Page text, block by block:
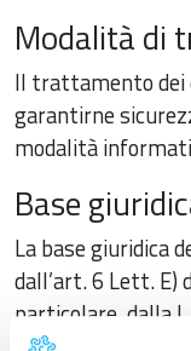
Modalità di
Il trattamento dei
garantirne
modalità
Base
La base giuridica
dall’art. 6 Lett. E)
particolare, dalla